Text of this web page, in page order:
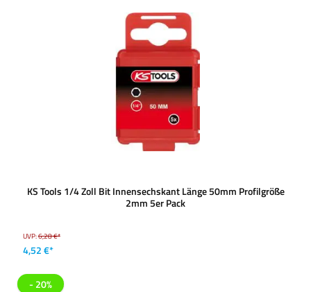
KS Tools 1/4 Zoll Bit Innensechskant Länge 50mm Profilgröße
2mm 5er Pack
UVP:6,28 €*
4,52 €*
- 20%